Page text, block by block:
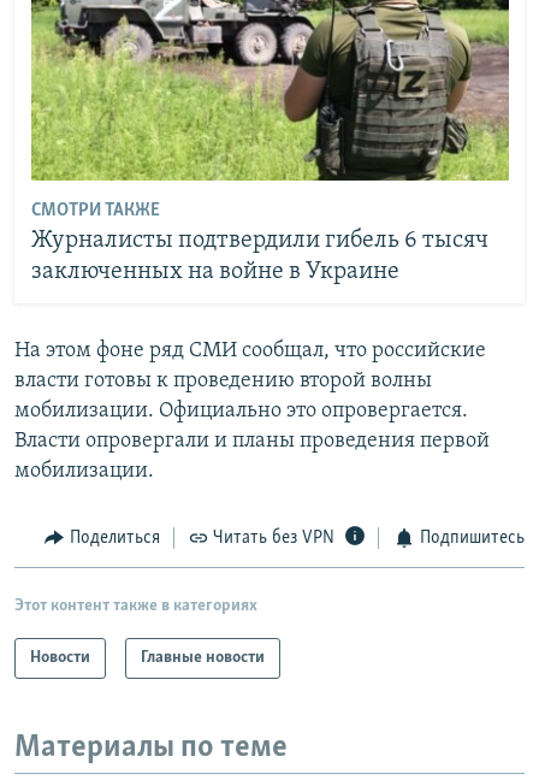
СМОТРИ ТАКЖЕ
Журналисты подтвердили гибель 6 тысяч
заключенных на войне в Украине
На этом фоне ряд СМИ сообщал, что российские
власти готовы к проведению второй волны
мобилизации. Официально это опровергается.
Власти опровергали и планы проведения первой
мобилизации.
Поделиться Читать без VPN Подпишитесь
Этот контент также в категориях
Новости Главные новости
Материалы по теме